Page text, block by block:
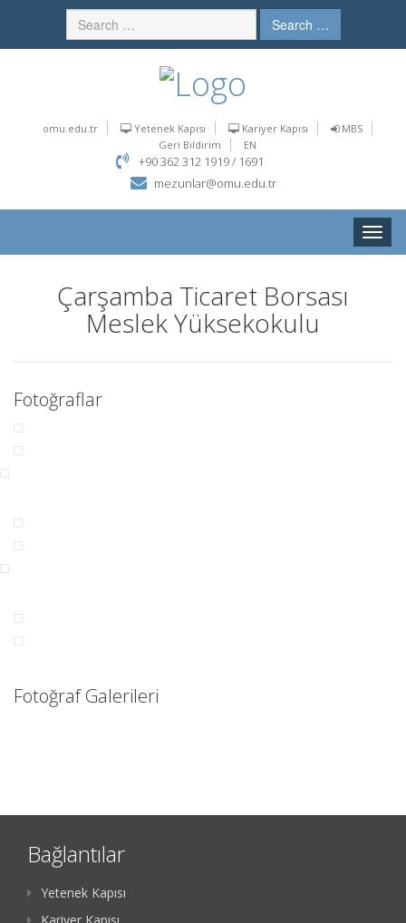
Search …
omu.edu.tr Yetenek Kapısı Kariyer Kapısı
MBS
Geri Bildirim
EN
+90 362 312 1919 / 1691
mezunlar@omu.edu.tr
Toggle
Çarşamba Ticaret Borsası
Meslek Yüksekokulu
Fotoğraflar
Fotoğraf Galerileri
Bağlantılar
Yetenek Kapısı